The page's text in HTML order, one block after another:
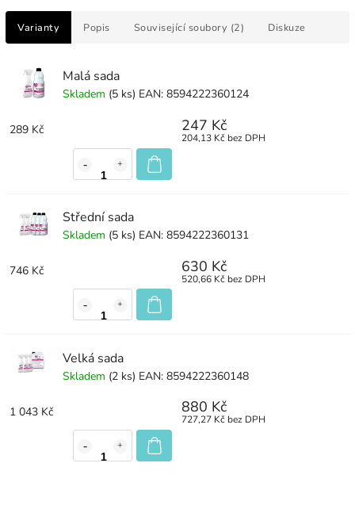
Varianty Popis Související soubory (2) Diskuze
Malá sada
Skladem (5 ks) EAN: 8594222360124
289 Kč 247 Kč
204,13 Kč bez DPH
Střední sada
Skladem (5 ks) EAN: 8594222360131
746 Kč 630 Kč
520,66 Kč bez DPH
Velká sada
Skladem (2 ks) EAN: 8594222360148
1 043 Kč 880 Kč
727,27 Kč bez DPH